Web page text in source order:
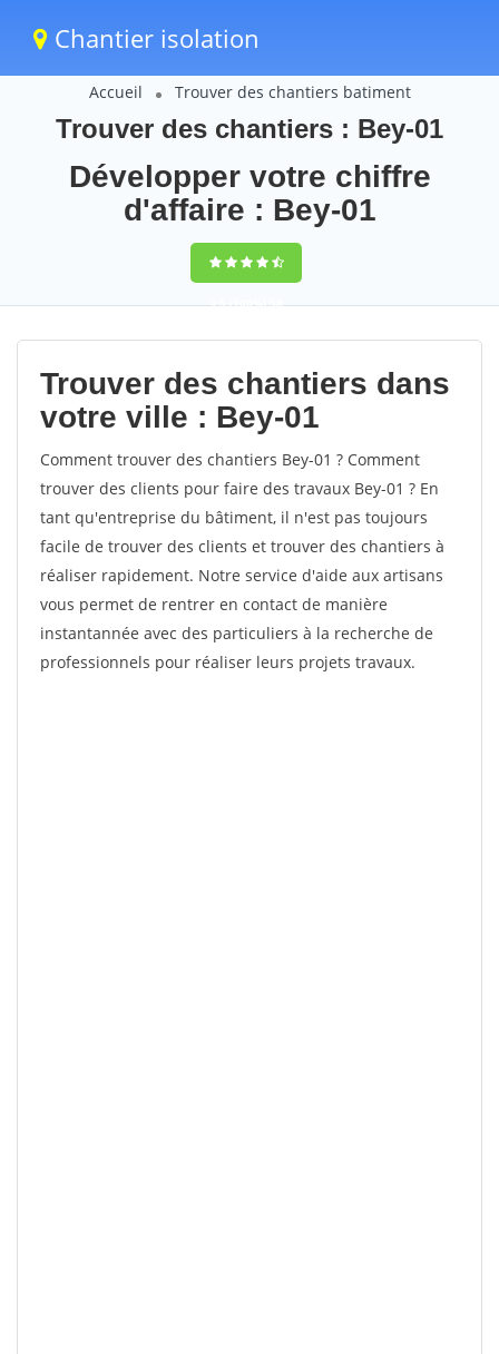
Chantier isolation
Accueil Trouver des chantiers batiment
Trouver des chantiers : Bey-01
Développer votre chiffre
d'affaire : Bey-01
9,5(100%)58
votes
Trouver des chantiers dans
votre ville : Bey-01
Comment trouver des chantiers Bey-01 ? Comment
trouver des clients pour faire des travaux Bey-01 ? En
tant qu'entreprise du bâtiment, il n'est pas toujours
facile de trouver des clients et trouver des chantiers à
réaliser rapidement. Notre service d'aide aux artisans
vous permet de rentrer en contact de manière
instantannée avec des particuliers à la recherche de
professionnels pour réaliser leurs projets travaux.